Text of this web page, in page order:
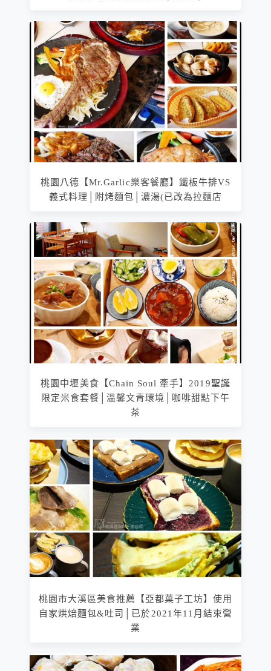
桃園八德【Mr.Garlic樂客餐廳】鐵板牛排VS
義式料理│附烤麵包│濃湯(已改為拉麵店
桃園中壢美食【Chain Soul 牽手】2019聖誕
限定米食套餐│溫馨文青環境│咖啡甜點下午
茶
桃園市大溪區美食推薦【亞都菓子工坊】使用
自家烘焙麵包&吐司│已於2021年11月結束營
業